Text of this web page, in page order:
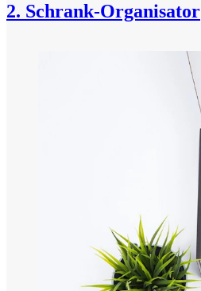
2. Schrank-Organisator